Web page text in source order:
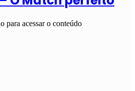
para acessar o conteúdo